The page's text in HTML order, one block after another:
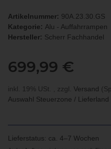
Artikelnummer: 90A.23.30.GS
Kategorie: Alu - Auffahrrampen
Hersteller: Scherr Fachhandel
699,99 €
inkl. 19% USt. , zzgl. Versand
Auswahl Steuerzone / Lieferland
Lieferstatus: ca. 4–7 Wochen